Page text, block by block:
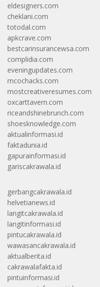
eldesigners.com
cheklani.com
totodal.com
apkcrave.com
bestcarinsurancewsa.com
complidia.com
eveningupdates.com
mcochacks.com
mostcreativeresumes.com
oxcarttavern.com
riceandshinebrunch.com
shoesknowledge.com
aktualinformasi.id
faktadunia.id
gapurainformasi.id
gariscakrawala.id
gerbangcakrawala.id
helvetianews.id
langitcakrawala.id
langitinformasi.id
pintucakrawala.id
wawasancakrawala.id
aktualberita.id
cakrawalafakta.id
pintuinformasi.id